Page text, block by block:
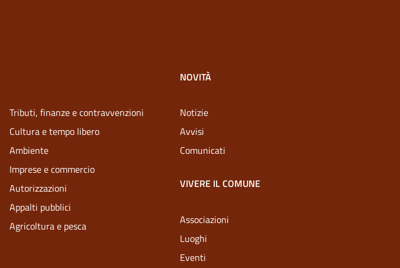
Tributi, finanze e contravvenzioni
Cultura e tempo libero
Ambiente
Imprese e commercio
Autorizzazioni
Appalti pubblici
Agricoltura e pesca
NOVITÀ
Notizie
Avvisi
Comunicati
VIVERE IL COMUNE
Associazioni
Luoghi
Eventi